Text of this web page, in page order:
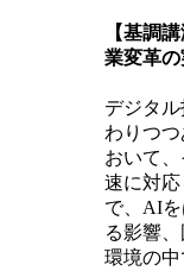
【基調
業変革
デジタ
わりつ
おいて
速に対
で、AI
る影響
環境の